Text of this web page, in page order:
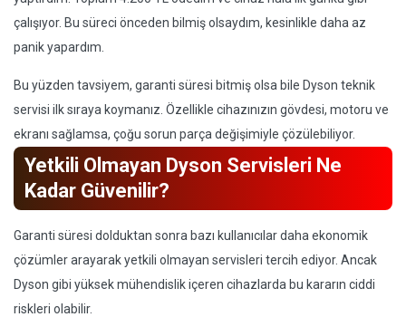
çalışıyor. Bu süreci önceden bilmiş olsaydım, kesinlikle daha az
panik yapardım.
Bu yüzden tavsiyem, garanti süresi bitmiş olsa bile Dyson teknik
servisi ilk sıraya koymanız. Özellikle cihazınızın gövdesi, motoru ve
ekranı sağlamsa, çoğu sorun parça değişimiyle çözülebiliyor.
Yetkili Olmayan Dyson Servisleri Ne
Kadar Güvenilir?
Garanti süresi dolduktan sonra bazı kullanıcılar daha ekonomik
çözümler arayarak yetkili olmayan servisleri tercih ediyor. Ancak
Dyson gibi yüksek mühendislik içeren cihazlarda bu kararın ciddi
riskleri olabilir.